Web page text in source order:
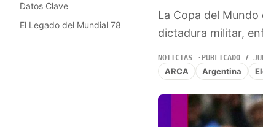
Datos Clave
El Legado del Mundial 78
La Copa del
dictadura militar,
NOTICIAS PUBLICADO 7
ARCA Argentina